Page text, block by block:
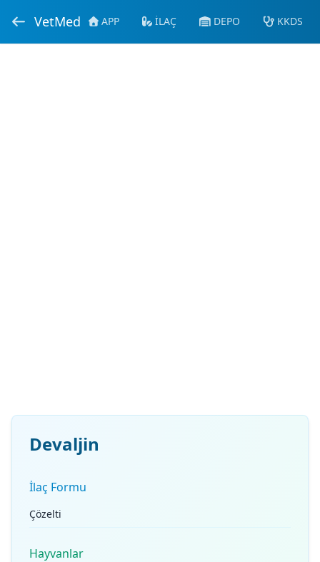
VetMed APP İLAÇ DEPO KKDS
Devaljin
İlaç Formu
Çözelti
Hayvanlar